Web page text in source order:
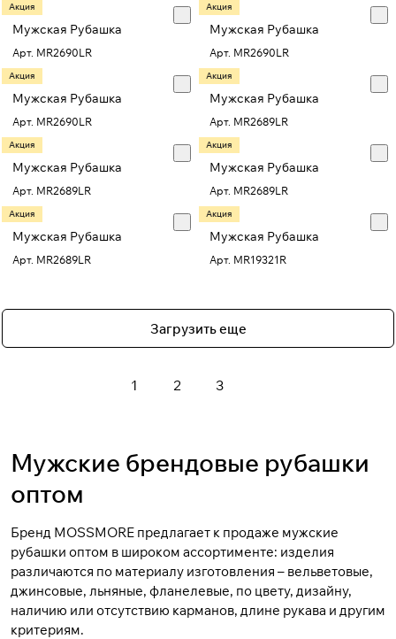
Акция
Мужская Рубашка
Арт. MR2690LR
Акция
Мужская Рубашка
Арт. MR2690LR
Акция
Мужская Рубашка
Арт. MR2690LR
Акция
Мужская Рубашка
Арт. MR2689LR
Акция
Мужская Рубашка
Арт. MR2689LR
Акция
Мужская Рубашка
Арт. MR2689LR
Акция
Мужская Рубашка
Арт. MR2689LR
Акция
Мужская Рубашка
Арт. MR19321R
Загрузить еще
1 2 3
Мужские брендовые рубашки
оптом
Бренд MOSSMORE предлагает к продаже мужские
рубашки оптом в широком ассортименте: изделия
различаются по материалу изготовления – вельветовые,
джинсовые, льняные, фланелевые, по цвету, дизайну,
наличию или отсутствию карманов, длине рукава и другим
критериям.